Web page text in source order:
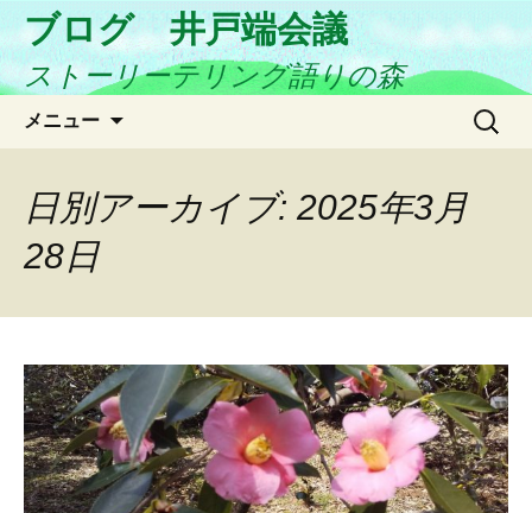
ブログ 井戸端会議
ストーリーテリング語りの森
メニュー
ン
プ
検
日別アーカイブ: 2025年3月
28日